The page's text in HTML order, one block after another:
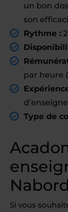
un bon
son
Rythme :
par heure
Type de
Si vous